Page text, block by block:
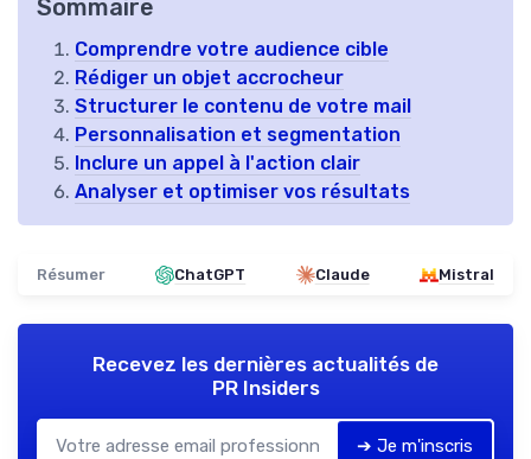
Sommaire
Comprendre votre audience cible
Rédiger un objet accrocheur
Structurer le contenu de votre mail
Personnalisation et segmentation
Inclure un appel à l'action clair
Analyser et optimiser vos résultats
Résumer ChatGPT Claude Mistral
Recevez les dernières actualités de
PR Insiders
➔ Je m'inscris